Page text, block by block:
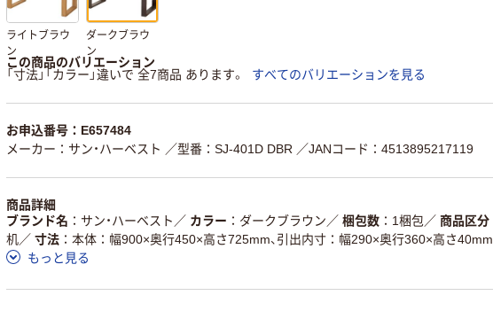
ライトブラウ
ン
ダークブラウ
ン
この商品のバリエーション
「寸法」「カラー」違いで 全7商品 あります。
すべてのバリエーションを見る
お申込番号：E657484
メーカー：サン・ハーベスト ／型番：SJ-401D DBR ／JANコード：4513895217119
商品詳細
ブランド名
サン・ハーベスト ／ カラー ダークブラウン ／ 梱包数 1梱包 ／ 商品区分
机／ 寸法
本体：幅900×奥行450×高さ725mm、引出内寸：幅290×奥行360×高さ40mm
もっと見る